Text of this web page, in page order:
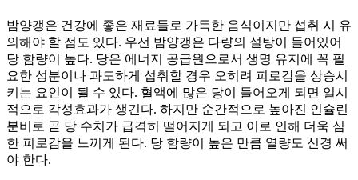
밤양갱은 건강에 좋은 재료들로 가득한 음식이지만 섭취 시 유
의해야 할 점도 있다. 우선 밤양갱은 다량의 설탕이 들어있어
당 함량이 높다. 당은 에너지 공급원으로서 생명 유지에 꼭 필
요한 성분이나 과도하게 섭취할 경우 오히려 피로감을 상승시
키는 요인이 될 수 있다. 혈액에 많은 당이 들어오게 되면 일시
적으로 각성효과가 생긴다. 하지만 순간적으로 높아진 인슐린
분비로 곧 당 수치가 급격히 떨어지게 되고 이로 인해 더욱 심
한 피로감을 느끼게 된다. 당 함량이 높은 만큼 열량도 신경 써
야 한다.